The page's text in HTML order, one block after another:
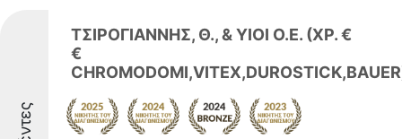
ΤΣΙΡΟΓΙΑΝΝΗΣ, Θ., & ΥΙΟΙ Ο.Ε. (ΧΡ. €
€